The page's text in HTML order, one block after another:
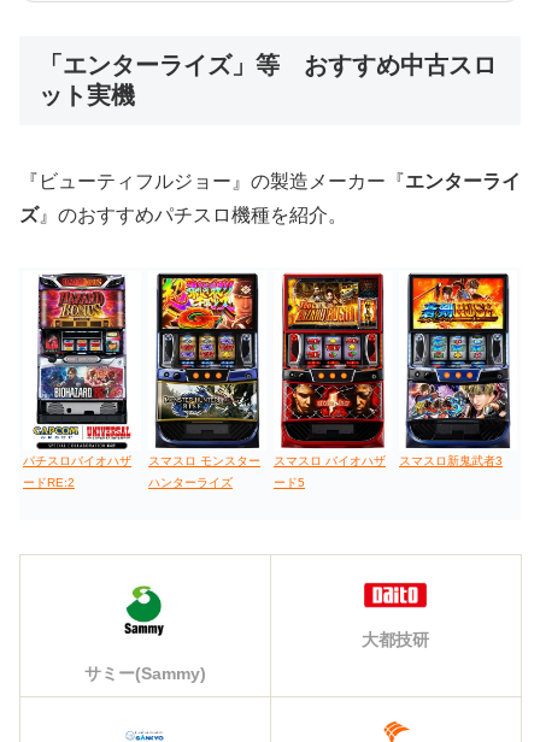
値下げ台 ディスクアップ
「エンターライズ」等 おすすめ中古スロ
ット実機
『ビューティフルジョー』の製造メーカー『エンターライ
ズ』のおすすめパチスロ機種を紹介。
パチスロバイオハザ
ードRE:2
スマスロ モンスター
ハンターライズ
スマスロ バイオハザ
ード5
スマスロ新鬼武者3
サミー(Sammy)
大都技研